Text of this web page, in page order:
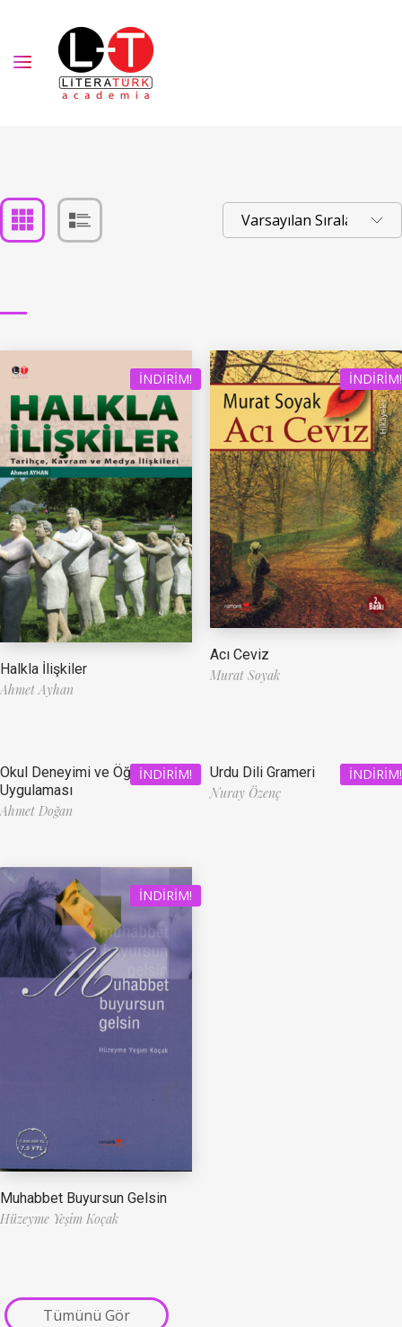
İNDIRIM!
Halkla İlişkiler
Ahmet Ayhan
İNDIRIM!
Acı Ceviz
Murat Soyak
İNDIRIM!
Okul Deneyimi ve Öğretmenlik
Uygulaması
Ahmet Doğan
İNDIRIM!
Urdu Dili Grameri
Nuray Özenç
İNDIRIM!
Muhabbet Buyursun Gelsin
Hüzeyme Yeşim Koçak
Tümünü Gör